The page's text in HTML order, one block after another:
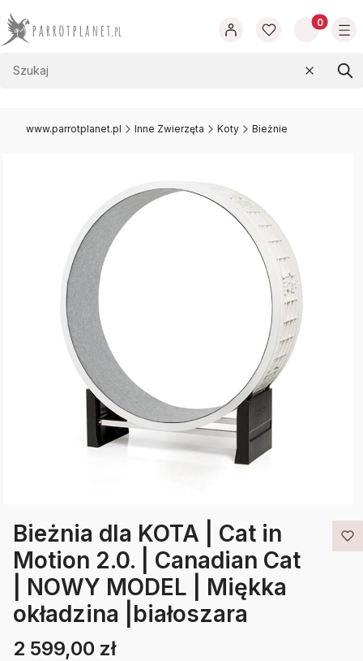
Produkty
Wyczyść
www.parrotplanet.pl Inne Zwierzęta Koty Bieżnie
Bieżnia dla KOTA | Cat in
Motion 2.0. | Canadian Cat
| NOWY MODEL | Miękka
okładzina |białoszara
Etykiety
Cena
2 599,00 zł